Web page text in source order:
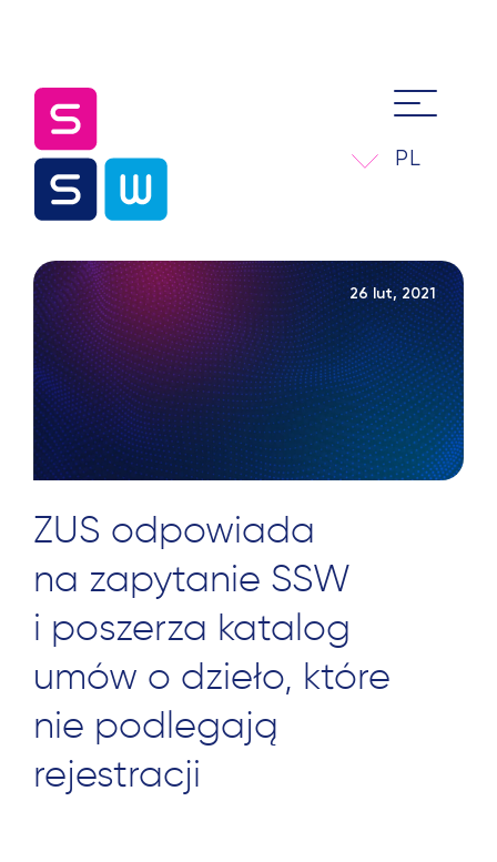
PL
26 lut, 2021
ZUS odpowiada
na zapytanie SSW
i poszerza katalog
umów o dzieło, które
nie podlegają
rejestracji